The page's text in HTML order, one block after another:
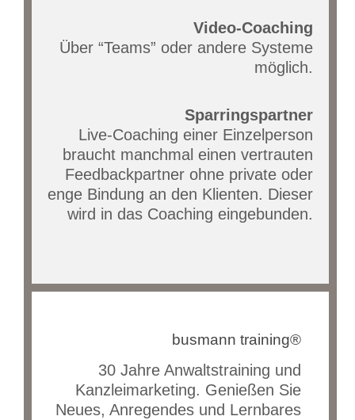
Video-Coaching
Über “Teams” oder andere Systeme
möglich.
Sparringspartner
Live-Coaching einer Einzelperson
braucht manchmal einen vertrauten
Feedbackpartner ohne private oder
enge Bindung an den Klienten. Dieser
wird in das Coaching eingebunden.
busmann training®
30 Jahre Anwaltstraining und
Kanzleimarketing. Genießen Sie
Neues, Anregendes und Lernbares